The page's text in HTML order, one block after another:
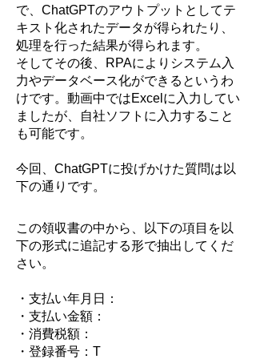
で、ChatGPTのアウトプットとしてテ
キスト化されたデータが得られたり、
処理を行った結果が得られます。
そしてその後、RPAによりシステム入
力やデータベース化ができるというわ
けです。動画中ではExcelに入力してい
ましたが、自社ソフトに入力すること
も可能です。
今回、ChatGPTに投げかけた質問は以
下の通りです。
この領収書の中から、以下の項目を以
下の形式に追記する形で抽出してくだ
さい。
・支払い年月日：
・支払い金額：
・消費税額：
・登録番号：T